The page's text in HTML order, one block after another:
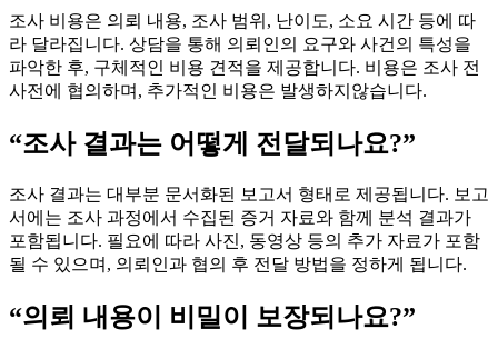
조사 비용은 의뢰 내용, 조사 범위, 난이도, 소요 시간 등에 따
라 달라집니다. 상담을 통해 의뢰인의 요구와 사건의 특성을
파악한 후, 구체적인 비용 견적을 제공합니다. 비용은 조사 전
사전에 협의하며, 추가적인 비용은 발생하지않습니다.
“조사 결과는 어떻게 전달되나요?”
조사 결과는 대부분 문서화된 보고서 형태로 제공됩니다. 보고
서에는 조사 과정에서 수집된 증거 자료와 함께 분석 결과가
포함됩니다. 필요에 따라 사진, 동영상 등의 추가 자료가 포함
될 수 있으며, 의뢰인과 협의 후 전달 방법을 정하게 됩니다.
“의뢰 내용이 비밀이 보장되나요?”